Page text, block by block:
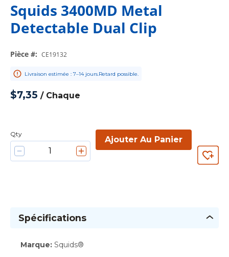
Squids 3400MD Metal
Detectable Dual Clip
Pièce #: CE19132
Livraison estimée : 7–14 jours.Retard possible.
$7,35 / Chaque
Qty
Ajouter Au Panier
Spécifications
Marque: Squids®